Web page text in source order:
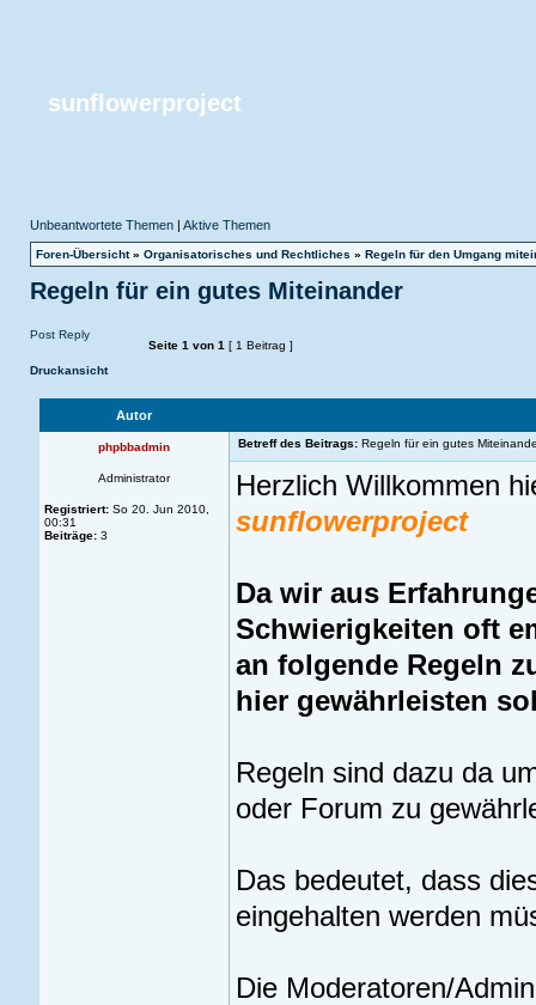
sunflowerproject
Unbeantwortete Themen| Aktive Themen
Foren-Übersicht» Organisatorisches und Rechtliches » Regeln für den Umgang
Regeln für ein gutes Miteinander
Post Reply
Seite 1 von 1 [ 1 Beitrag ]
Druckansicht
Autor
phpbbadmin Betreff des Beitrags:Regeln für ein gutes
Administrator
Registriert:So 20. Jun 2010,
00:31
Beiträge:3
Herzlich Willkommen
sunflowerproject
Da wir aus
Schwierigkeiten oft
an folgende Regeln
hier gewährleisten
Regeln sind dazu da
oder Forum zu
Das bedeutet, dass
eingehalten werden
Die Moderatoren/